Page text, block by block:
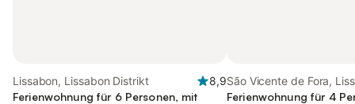
Lissabon, Lissabon Distrikt
8,9
Ferienwohnung für 6 Personen, mit
São Vicente de Fora,
Ferienwohnung für 4